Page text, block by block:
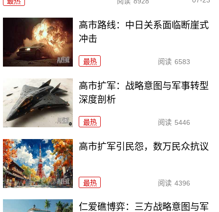
高市路线：中日关系面临断崖式
冲击
最热 阅读 6583
高市扩军：战略意图与军事转型
深度剖析
最热 阅读 5446
高市扩军引民怨，数万民众抗议
最热 阅读 4396
仁爱礁博弈：三方战略意图与军